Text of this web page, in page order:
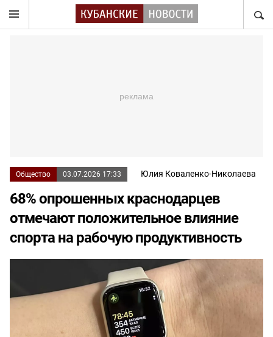
Общество 03.07.2026 17:33 Юлия Коваленко-Николаева
68% опрошенных краснодарцев
отмечают положительное влияние
спорта на рабочую продуктивность